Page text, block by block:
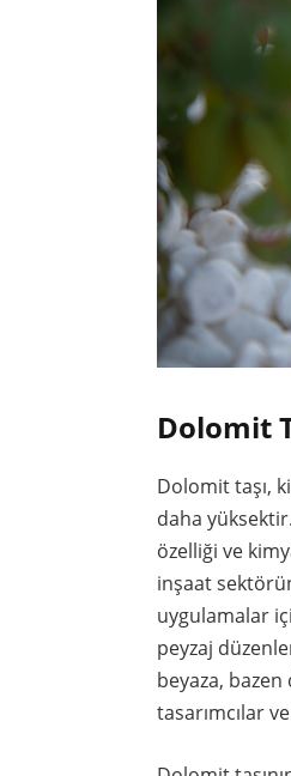
Dolomit
Dolomit taşı,
daha
özelliği ve
inşaat
uygulamalar
peyzaj
beyaza,
tasarımcılar